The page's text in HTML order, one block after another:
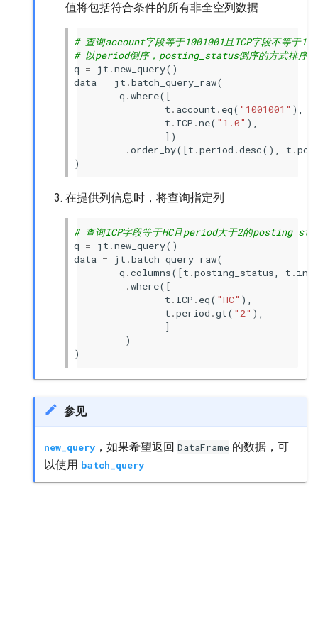
值将包括符合条件的所有非全空列数据
# 查询account字段等于1001001且ICP字段不等于
# 以period倒序，posting_status倒序的方式排序
q = jt .new_query()
data = jt .batch_query_raw(
q .where([
t . account . eq( "1001001" ),
t . ICP .ne( "1.0" ),
])
.order_by([t .period .desc(), t .
)
在提供列信息时，将查询指定列
# 查询ICP字段等于HC且period大于2的
q = jt .new_query()
data = jt .batch_query_raw(
q .columns([t .posting_status t .
.where([
t . ICP . eq( "HC" ),
t .period .gt( "2" ),
]
)
)
参见
new_query ，如果希望返回 DataFrame 的数据，可
以使用 batch_query